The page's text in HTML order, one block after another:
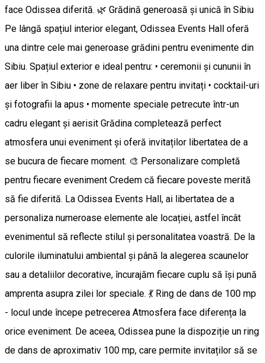
face Odissea diferită. 🌿 Grădină generoasă și unică în Sibiu
Pe lângă spațiul interior elegant, Odissea Events Hall oferă
una dintre cele mai generoase grădini pentru evenimente din
Sibiu. Spațiul exterior e ideal pentru: • ceremonii și cununii în
aer liber în Sibiu • zone de relaxare pentru invitați • cocktail-uri
și fotografii la apus • momente speciale petrecute într-un
cadru elegant și aerisit Grădina completează perfect
atmosfera unui eveniment și oferă invitaților libertatea de a
se bucura de fiecare moment. 🎨 Personalizare completă
pentru fiecare eveniment Credem că fiecare poveste merită
să fie diferită. La Odissea Events Hall, ai libertatea de a
personaliza numeroase elemente ale locației, astfel încât
evenimentul să reflecte stilul și personalitatea voastră. De la
culorile iluminatului ambiental și până la alegerea scaunelor
sau a detaliilor decorative, încurajăm fiecare cuplu să își pună
amprenta asupra zilei lor speciale. 💃 Ring de dans de 100 mp
- locul unde începe petrecerea Atmosfera face diferența la
orice eveniment. De aceea, Odissea pune la dispoziție un ring
de dans de aproximativ 100 mp, care permite invitaților să se